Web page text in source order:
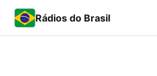
Rádios do Brasil